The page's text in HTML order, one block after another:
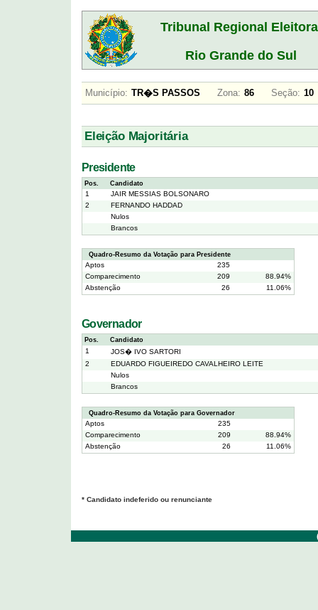
Tribunal Regional
Rio Grande do Sul
Município: TR�S PASSOS Zona: 86 Seção:
Eleição Majoritária
Presidente
Pos. Candidato
1
JAIR MESSIAS BOLSONARO
2
FERNANDO HADDAD
Nulos
Brancos
Quadro-Resumo da Votação para Presidente
Aptos
235
Comparecimento
209
88.94%
Abstenção
26 11.06%
Governador
Pos. Candidato
1
JOS� IVO SARTORI
2
EDUARDO FIGUEIREDO CAVALHEIRO LEITE
Nulos
Brancos
Quadro-Resumo da Votação para Governador
Aptos
235
Comparecimento
209
88.94%
Abstenção
26 11.06%
* Candidato indeferido ou renunciante